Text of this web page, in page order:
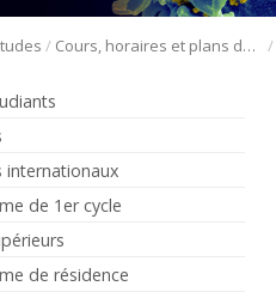
/ Cours, horaires et plans de cours /
internationaux
de 1er cycle
de résidence